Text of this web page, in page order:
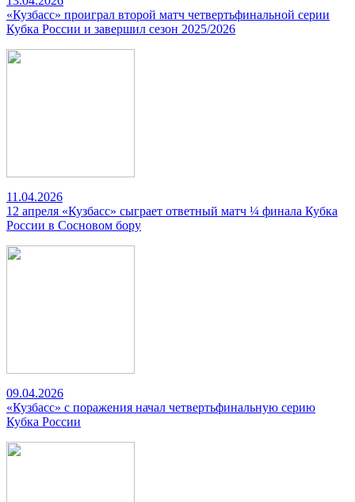
«Кузбасс» проиграл второй матч четвертьфинальной серии
Кубка России и завершил сезон 2025/2026
11.04.2026
12 апреля «Кузбасс» сыграет ответный матч ¼ финала Кубка
России в Сосновом бору
09.04.2026
«Кузбасс» с поражения начал четвертьфинальную серию
Кубка России